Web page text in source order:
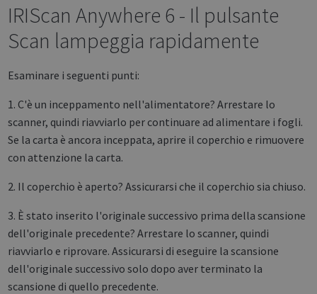
IRIScan Anywhere 6 - Il pulsante
Scan lampeggia rapidamente
Esaminare i seguenti punti:
1. C'è un inceppamento nell'alimentatore? Arrestare lo
scanner, quindi riavviarlo per continuare ad alimentare i fogli.
Se la carta è ancora inceppata, aprire il coperchio e rimuovere
con attenzione la carta.
2. Il coperchio è aperto? Assicurarsi che il coperchio sia chiuso.
3. È stato inserito l'originale successivo prima della scansione
dell'originale precedente? Arrestare lo scanner, quindi
riavviarlo e riprovare. Assicurarsi di eseguire la scansione
dell'originale successivo solo dopo aver terminato la
scansione di quello precedente.